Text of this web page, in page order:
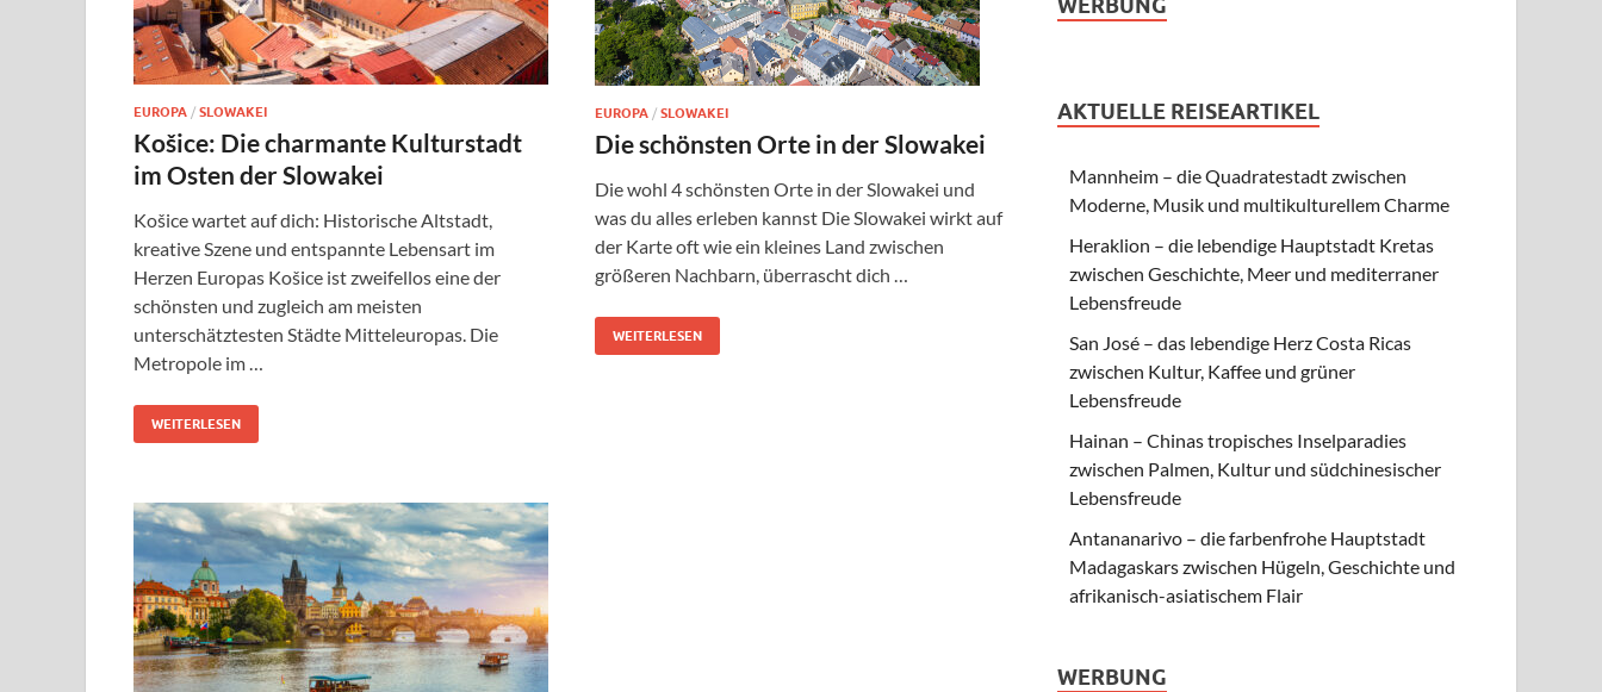
EUROPA / SLOWAKEI
Košice: Die charmante Kulturstadt
im Osten der Slowakei
Košice wartet auf dich: Historische Altstadt,
kreative Szene und entspannte Lebensart im
Herzen Europas Košice ist zweifellos eine der
schönsten und zugleich am meisten
unterschätztesten Städte Mitteleuropas. Die
Metropole im …
WEITERLESEN
EUROPA / SLOWAKEI
Die schönsten Orte in der Slowakei
Die wohl 4 schönsten Orte in der Slowakei und
was du alles erleben kannst Die Slowakei wirkt auf
der Karte oft wie ein kleines Land zwischen
größeren Nachbarn, überrascht dich …
WEITERLESEN
WERBUNG
AKTUELLE REISEARTIKEL
Mannheim – die Quadratestadt zwischen
Moderne, Musik und multikulturellem Charme
Heraklion – die lebendige Hauptstadt Kretas
zwischen Geschichte, Meer und mediterraner
Lebensfreude
San José – das lebendige Herz Costa Ricas
zwischen Kultur, Kaffee und grüner
Lebensfreude
Hainan – Chinas tropisches Inselparadies
zwischen Palmen, Kultur und südchinesischer
Lebensfreude
Antananarivo – die farbenfrohe Hauptstadt
Madagaskars zwischen Hügeln, Geschichte und
afrikanisch-asiatischem Flair
WERBUNG